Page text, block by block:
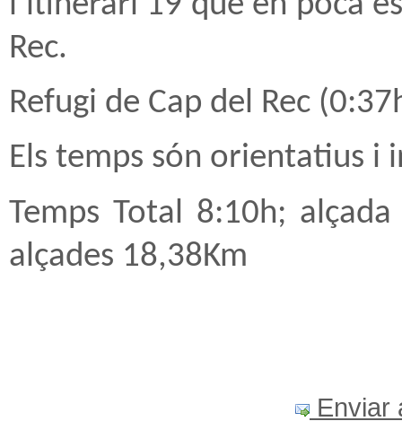
Rec.
Refugi de Cap del Rec
Els temps són orientatius i
Temps Total 8:10h;
alçades 18,38Km
Enviar